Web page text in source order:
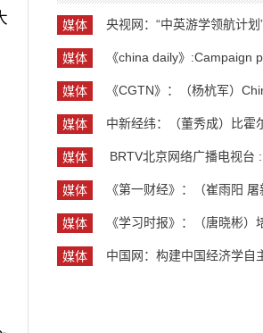
媒体
媒体
媒体
媒体
媒体
媒体
媒体
媒体